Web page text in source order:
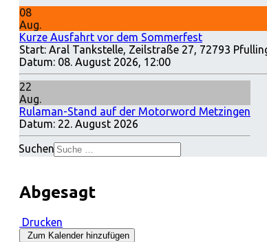
08
Aug.
Kurze Ausfahrt vor dem Sommerfest
Start: Aral Tankstelle, Zeilstraße 27, 72793
Datum: 08. August 2026, 12:00
22
Aug.
Rulaman-Stand auf der Motorword Metzingen
Datum: 22. August 2026
Suchen
Abgesagt
Drucken
Zum Kalender hinzufügen